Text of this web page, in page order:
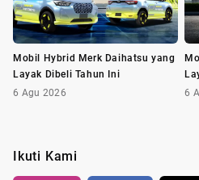
Mobil Hybrid Merk Daihatsu yang
Layak Dibeli Tahun Ini
6 Agu 2026
6
Ikuti Kami